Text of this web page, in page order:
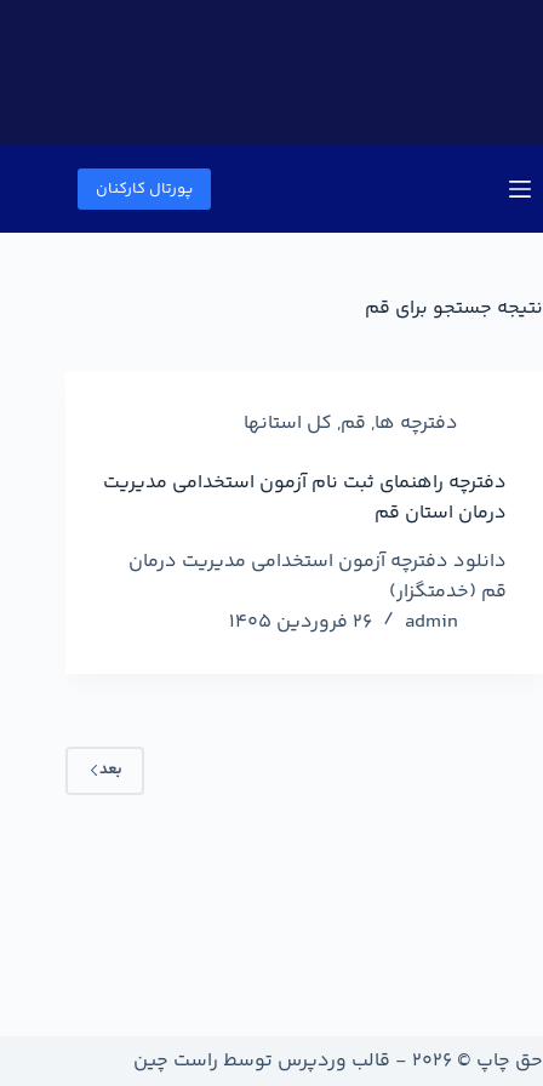
پورتال کارکنان
نتیجه جستجو برای قم
دفترچه ها, قم, کل استانها
دفترچه راهنمای ثبت نام آزمون استخدامی مدیریت
درمان استان قم
دانلود دفترچه آزمون استخدامی مدیریت درمان
قم (خدمتگزار)
admin
26 فروردین 1405
بعد
حق چاپ © 2026 - قالب وردپرس توسط راست چین